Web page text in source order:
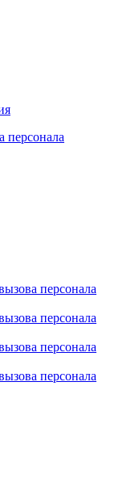
персонала
персонала
персонала
персонала
персонала